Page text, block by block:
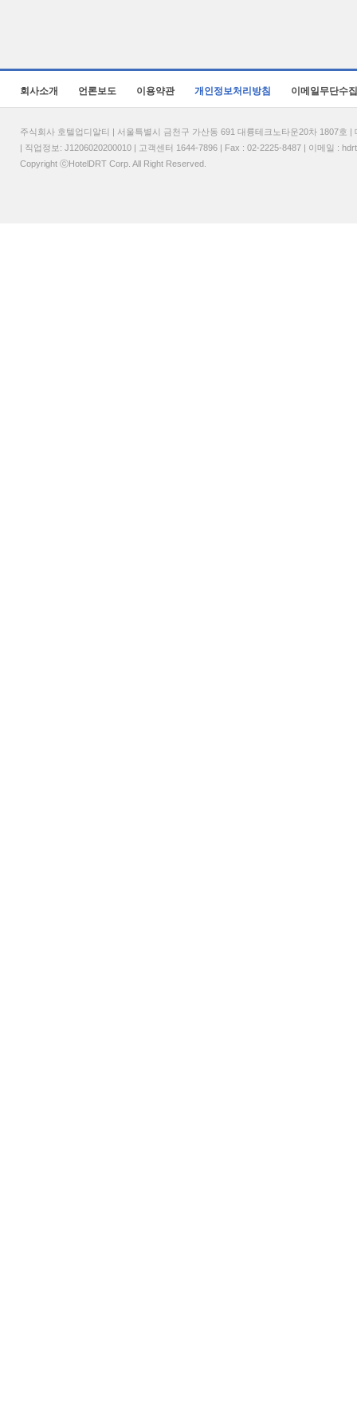
회사소개 언론보도 이용약관 개인정보처리방침 이메일무단수
주식회사 호텔업디알티 | 서울특별시 금천구 가산동 691 대륭테크노타운20차 1807
| 직업정보: J1206020200010 | 고객센터 1644-7896 | Fax : 02-2225-8487 | 이메일 :
Copyright ⓒHotelDRT Corp. All Right Reserved.